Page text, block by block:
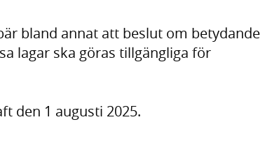
bland annat att beslut om betydande
lagar ska göras tillgängliga för
den 1 augusti 2025.